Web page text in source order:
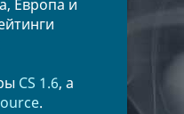
Европа и
CS 1.6, а
.